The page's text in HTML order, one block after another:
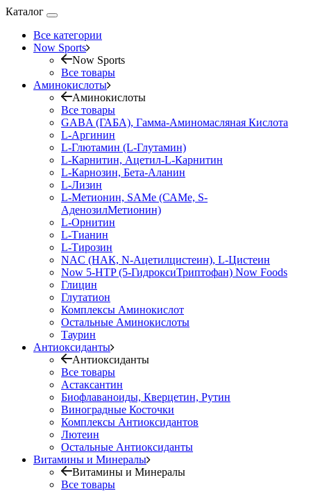
Каталог
Все категории
Now Sports
Now Sports
Все товары
Аминокислоты
Аминокислоты
Все товары
GABA (ГАБА), Гамма-Аминомасляная Кислота
L-Аргинин
L-Глютамин (L-Глутамин)
L-Карнитин, Ацетил-L-Карнитин
L-Карнозин, Бета-Аланин
L-Лизин
L-Метионин, SAMe (САМе, S-
АденозилМетионин)
L-Орнитин
L-Тианин
L-Тирозин
NAC (НАК, N-Ацетилцистеин), L-Цистеин
Now 5-HTP (5-ГидроксиТриптофан) Now Foods
Глицин
Глутатион
Комплексы Аминокислот
Остальные Аминокислоты
Таурин
Антиоксиданты
Антиоксиданты
Все товары
Астаксантин
Биофлаваноиды, Кверцетин, Рутин
Виноградные Косточки
Комплексы Антиоксидантов
Лютеин
Остальные Антиоксиданты
Витамины и Минералы
Витамины и Минералы
Все товары